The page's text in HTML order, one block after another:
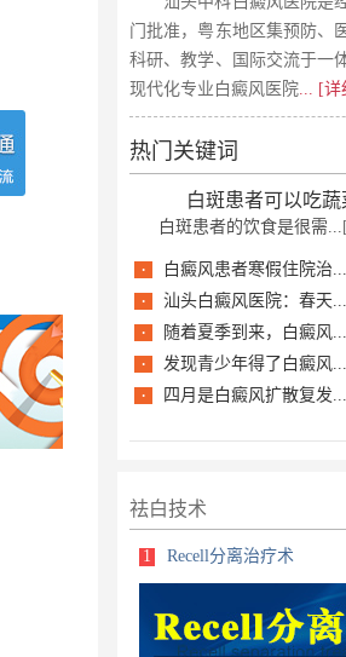
门批准，粤东地区集预防、
科研、教学、国际交流于一
现代化专业白癜风医院... [详
热门关键词
白斑患者可以吃蔬
白斑患者的饮食是很需...
· 白癜风患者寒假住院治...
· 汕头白癜风医院：春天...
· 随着夏季到来，白癜风...
· 发现青少年得了白癜风...
· 四月是白癜风扩散复发...
祛白技术
1 Recell分离治疗术